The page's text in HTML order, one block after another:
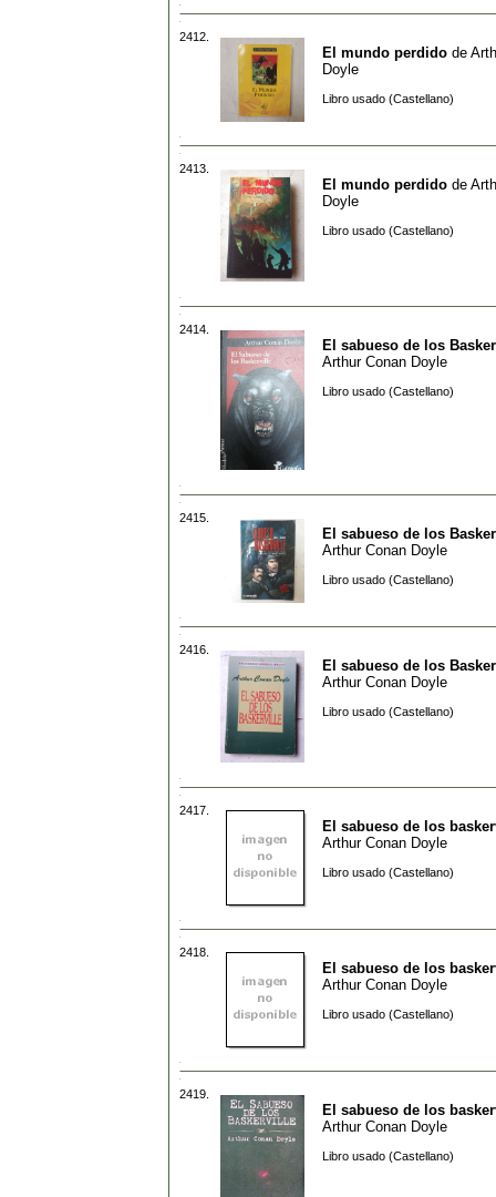
2412.
El mundo perdido de
Doyle
Libro usado (Castellano)
2413.
El mundo perdido de
Doyle
Libro usado (Castellano)
2414.
El sabueso de los
Arthur Conan Doyle
Libro usado (Castellano)
2415.
El sabueso de los
Arthur Conan Doyle
Libro usado (Castellano)
2416.
El sabueso de los
Arthur Conan Doyle
Libro usado (Castellano)
2417.
El sabueso de los
Arthur Conan Doyle
Libro usado (Castellano)
2418.
El sabueso de los
Arthur Conan Doyle
Libro usado (Castellano)
2419.
El sabueso de los
Arthur Conan Doyle
Libro usado (Castellano)